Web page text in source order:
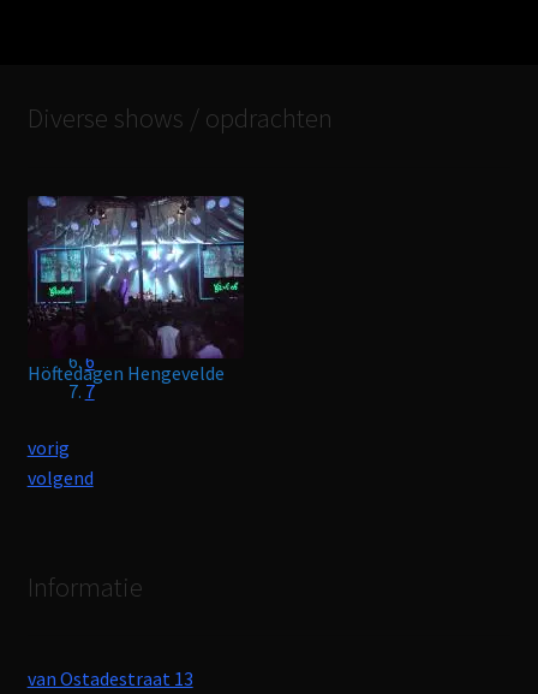
Diverse shows / opdrachten
Höftedagen Hengevelde
1
2
3
4
6
7
vorig
volgend
Informatie
van Ostadestraat 13